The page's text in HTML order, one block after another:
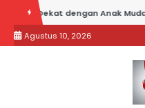
content
Dekat dengan Anak Muda
Agustus 10, 2026